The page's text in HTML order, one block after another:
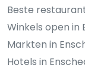
Beste
Winkels open in
Markten in
Hotels in